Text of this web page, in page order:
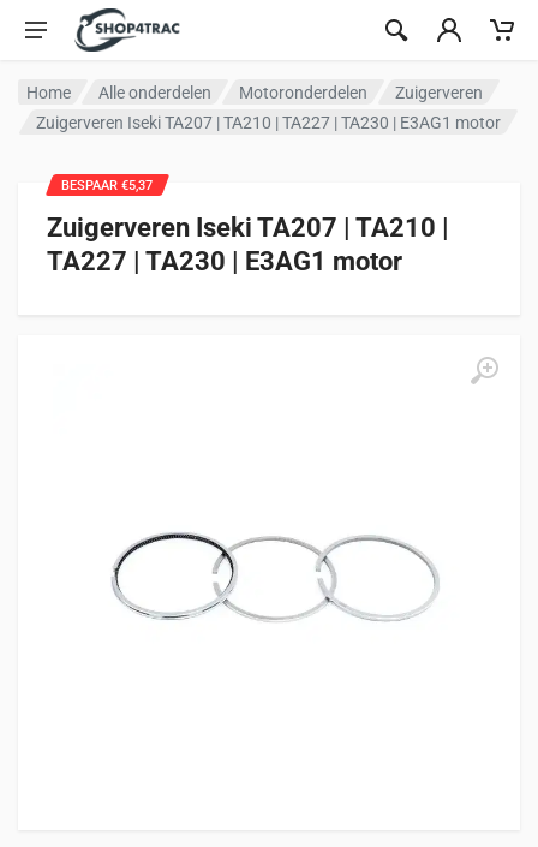
Ga naar inhoud
Home Alle onderdelen Motoronderdelen
Zuigerveren
Zuigerveren Iseki TA207 | TA210 | TA227 | TA230 | E3AG1 motor
Zuigerveren Iseki TA207 | TA210 |
TA227 | TA230 | E3AG1 motor
BESPAAR €5,37